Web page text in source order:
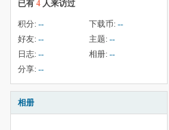
已有 4 人来访过
积分: -- 下载币: --
好友: -- 主题: --
日志: -- 相册: --
分享: --
相册